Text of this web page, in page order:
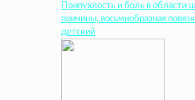
Припухлость и боль в
причины, восьмиобразная
детский